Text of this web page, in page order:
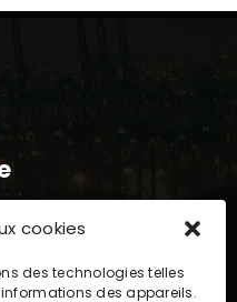
cookies
des technologies telles
des appareils.